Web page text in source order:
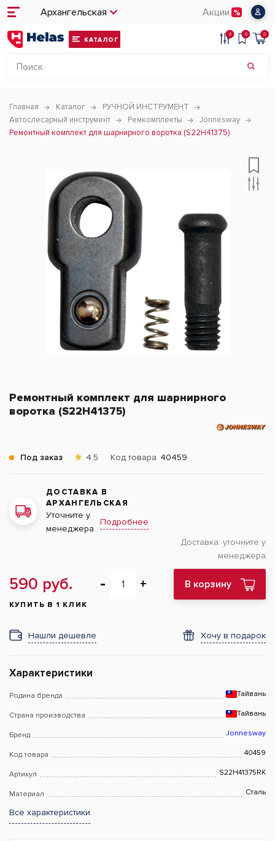
Архангельская Акции
КАТАЛОГ
0 0 0
Главная Каталог
РУЧНОЙ ИНСТРУМЕНТ
Автослесарный инструмент
Ремкомплекты
Jonnesway
Ремонтный комплект для шарнирного воротка (S22H41375)
Ремонтный комплект для шарнирного
воротка (S22H41375)
Под заказ 4.5 Код товара 40459
ДОСТАВКА В
АРХАНГЕЛЬСКАЯ
Уточните у
менеджера
Подробнее
Доставка: уточните у
менеджера
590 руб. В корзину
КУПИТЬ В 1 КЛИК
Нашли дешевле Хочу в подарок
Характеристики
Родина бренда Тайвань
Страна производства Тайвань
Бренд Jonnesway
Код товара 40459
Артикул S22H41375RK
Материал Сталь
Все характеристики